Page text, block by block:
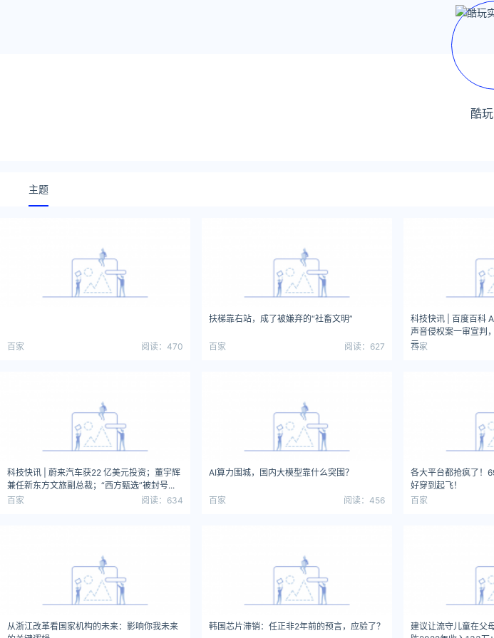
酷
主题
百家 阅读：470
扶梯靠右站，成了被嫌弃的“社畜文明”
百家 阅读：627
科技快讯 | 百度百科
声音侵权案一审宣判
元...
百家
科技快讯 | 蔚来汽车获22 亿美元投资；董宇辉
兼任新东方文旅副总裁；“西方甄选”被封号...
百家
阅读：634
AI算力围城，国内大模型靠什么突围？
百家 阅读：456
各大平台都抢疯了！
好穿到起飞！
百家
​从浙江改革看国家机构的未来：影响你我未来
韩国芯片滞销：任正非2年前的预言，应验了？
建议让流守儿童在父